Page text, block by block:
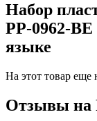
Набор
PP-0962-
языке
На этот товар еще
Отзывы на